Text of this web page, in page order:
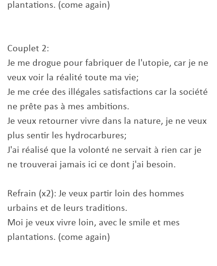
plantations. (come again)
Couplet 2:
Je me drogue pour fabriquer de l'utopie, car je ne
veux voir la réalité toute ma vie;
Je me crée des illégales satisfactions car la société
ne prête pas à mes ambitions.
Je veux retourner vivre dans la nature, je ne veux
plus sentir les hydrocarbures;
J'ai réalisé que la volonté ne servait à rien car je
ne trouverai jamais ici ce dont j'ai besoin.
Refrain (x2): Je veux partir loin des hommes
urbains et de leurs traditions.
Moi je veux vivre loin, avec le smile et mes
plantations. (come again)